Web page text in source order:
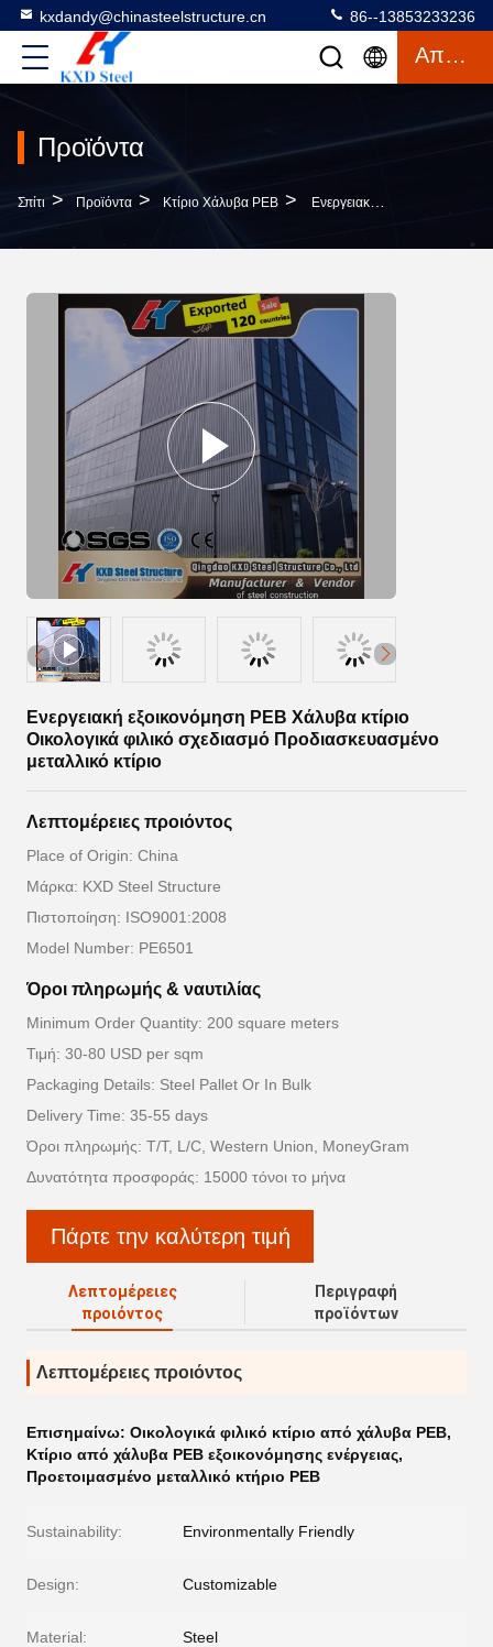
kxdandy@chinasteelstructure.cn 86--13853233236
Απόσπασμα
Προϊόντα
Σπίτι > Προϊόντα > Κτίριο Χάλυβα PEB > Ενεργειακή Εξοικονόμηση PEB Χάλυβα Κτίριο Οικολογικά Φιλικό Σχεδιασμό Προδιασκευασμένο Μεταλλικό Κτίριο
Ενεργειακή εξοικονόμηση PEB Χάλυβα κτίριο
Οικολογικά φιλικό σχεδιασμό Προδιασκευασμένο
μεταλλικό κτίριο
Λεπτομέρειες προιόντος
Place of Origin: China
Μάρκα: KXD Steel Structure
Πιστοποίηση: ISO9001:2008
Model Number: PE6501
Όροι πληρωμής & ναυτιλίας
Minimum Order Quantity: 200 square meters
Τιμή: 30-80 USD per sqm
Packaging Details: Steel Pallet Or In Bulk
Delivery Time: 35-55 days
Όροι πληρωμής: T/T, L/C, Western Union, MoneyGram
Δυνατότητα προσφοράς: 15000 τόνοι το μήνα
Πάρτε την καλύτερη τιμή
Λεπτομέρειες
προιόντος
Περιγραφή
προϊόντων
Λεπτομέρειες προιόντος
Επισημαίνω: Οικολογικά φιλικό κτίριο από χάλυβα PEB,
Κτίριο από χάλυβα PEB εξοικονόμησης ενέργειας,
Προετοιμασμένο μεταλλικό κτήριο PEB
Sustainability: Environmentally Friendly
Design: Customizable
Material: Steel